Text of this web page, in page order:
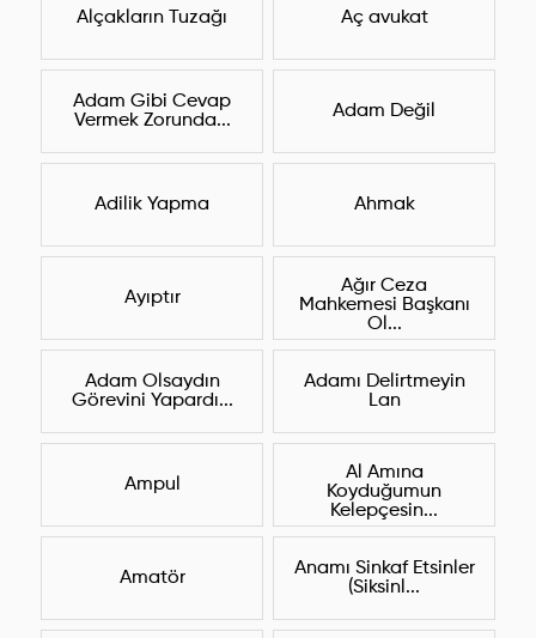
Alçakların Tuzağı Aç avukat
Adam Gibi Cevap
Vermek Zorunda...
Adam Değil
Adilik Yapma Ahmak
Ayıptır
Ağır Ceza
Mahkemesi Başkanı
Ol...
Adam Olsaydın
Görevini Yapardı...
Adamı Delirtmeyin
Lan
Ampul
Al Amına
Koyduğumun
Kelepçesin...
Amatör
Anamı Sinkaf Etsinler
(Siksinl...